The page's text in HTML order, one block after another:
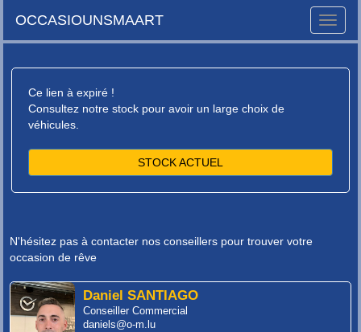
Toggle
OCCASIOUNSMAART
Ce lien à expiré !
Consultez notre stock pour avoir un large choix de
véhicules.
STOCK ACTUEL
N'hésitez pas à contacter nos conseillers pour trouver votre
occasion de rêve
Daniel SANTIAGO
Conseiller Commercial
daniels@o-m.lu